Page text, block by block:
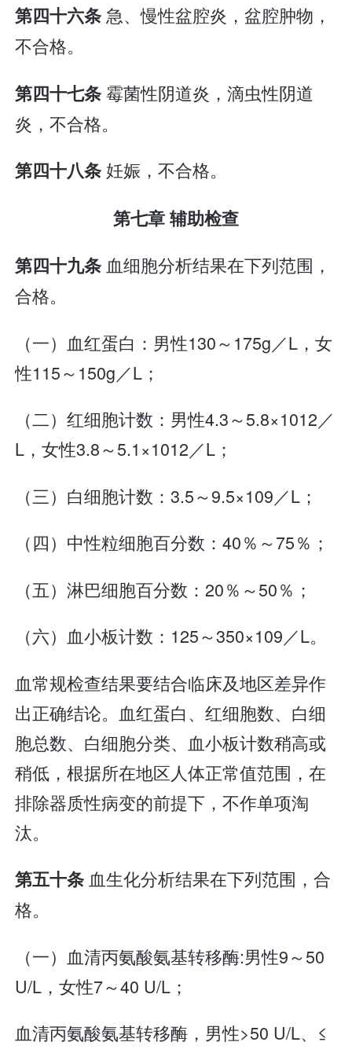
第四十六条急、慢性盆腔炎，盆腔肿物，
不合格。
第四十七条霉菌性阴道炎，滴虫性阴道
炎，不合格。
第四十八条妊娠，不合格。
第七章 辅助检查
第四十九条血细胞分析结果在下列范围，
合格。
（一）血红蛋白：男性130～175g／L，女
性115～150g／L；
（二）红细胞计数：男性4.3～5.8×1012／
L，女性3.8～5.1×1012／L；
（三）白细胞计数：3.5～9.5×109／L；
（四）中性粒细胞百分数：40％～75％；
（五）淋巴细胞百分数：20％～50％；
（六）血小板计数：125～350×109／L。
血常规检查结果要结合临床及地区差异作
出正确结论。血红蛋白、红细胞数、白细
胞总数、白细胞分类、血小板计数稍高或
稍低，根据所在地区人体正常值范围，在
排除器质性病变的前提下，不作单项淘
汰。
第五十条血生化分析结果在下列范围，合
格。
（一）血清丙氨酸氨基转移酶:男性9～50
U/L，女性7～40 U/L；
血清丙氨酸氨基转移酶，男性>50 U/L、≤